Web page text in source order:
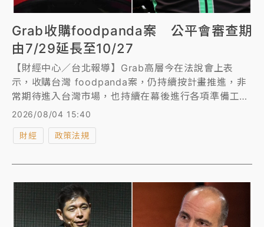
Grab收購foodpanda案 公平會審查期
由7/29延長至10/27
【財經中心／台北報導】Grab高層今在法說會上表
示，收購台灣 foodpanda案，仍持續按計畫推進，非
常期待進入台灣市場，也持續在幕後進行各項準備工
作，目前仍與台灣主管機關保持非常密切的溝通，並預
期可在今年底前完成交易。公平會於115年7月22日第
1812次委員會議，Grab與foodpanda結合案因涉及雙
議依法延長審議期間60個工作日至115年10月27日。
2026/08/04 15:40
財經 政策法規